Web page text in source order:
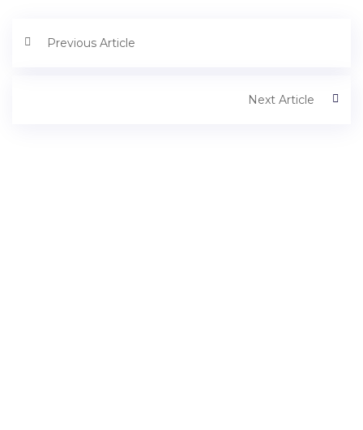
Previous Article
Next Article